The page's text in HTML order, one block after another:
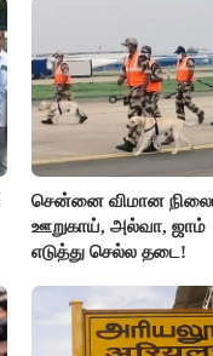
சென்னை விமான
ஊறுகாய், அல்வா, ஜாம்
எடுத்து செல்ல தடை!